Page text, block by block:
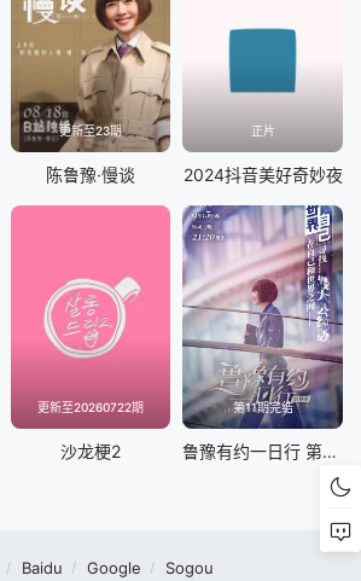
更新至23期
陈鲁豫·慢谈
正片
2024抖音美好奇妙夜
更新至20260722期
沙龙梗2
第11期完结
鲁豫有约一日行 第九季
Baidu Google Sogou